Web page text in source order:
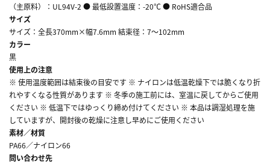
（主原料）：UL94V-2 ● 最低設置温度：-20℃ ● RoHS適合品
サイズ
サイズ：全長370mm×幅7.6mm 結束径：7～102mm
カラー
黒
使用上の注意
※ 使用温度範囲は結束後の目安です ※ ナイロンは低温乾燥下では脆くなり折
れやすくなる性質があります ※ 冬季の施工前には、室温に戻してからご使用
ください ※ 低温下ではゆっくり締め付けてください ※ 本品は調湿処理を施
していますが、開封後の乾燥に注意し早めにご使用ください
素材／材質
PA66／ナイロン66
問い合わせ先